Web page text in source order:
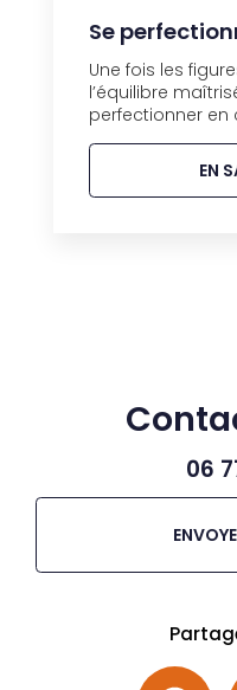
Se
Une fois les
l’équilibre
perfectionner en
EN
06